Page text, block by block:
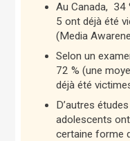
Au Canada, 34
5 ont déjà été
(Media
Selon un
72 % (une
déjà été
D’autres
adolescents
certaine forme